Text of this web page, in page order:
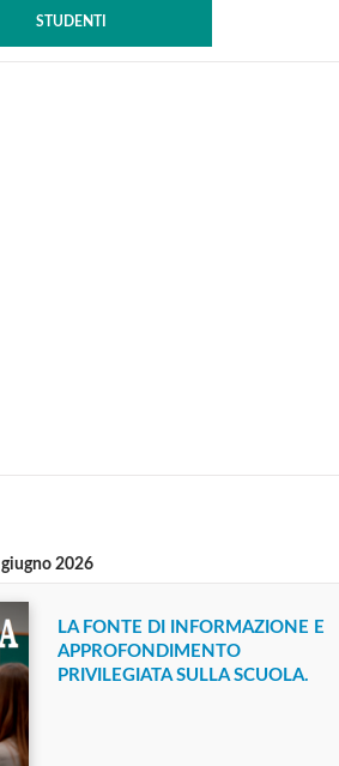
STUDENTI
giugno 2026
LA FONTE DI INFORMAZIONE E
APPROFONDIMENTO
PRIVILEGIATA SULLA SCUOLA.